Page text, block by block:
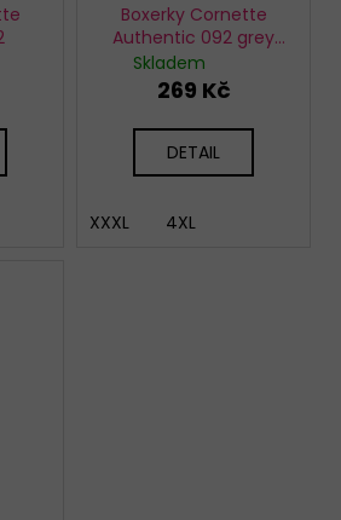
Boxerky Cornette
Authentic 092 grey
melange
Skladem
269 Kč
DETAIL
XXXL 4XL